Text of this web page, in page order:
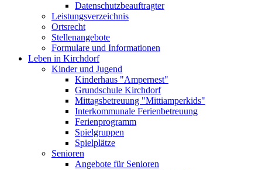
Datenschutzbeauftragter
Leistungsverzeichnis
Ortsrecht
Stellenangebote
Formulare und Informationen
Leben in Kirchdorf
Kinder und Jugend
Kinderhaus "Ampernest"
Grundschule Kirchdorf
Mittagsbetreuung "Mittiamperkids"
Interkommunale Ferienbetreuung
Ferienprogramm
Spielgruppen
Spielplätze
Senioren
Angebote für Senioren